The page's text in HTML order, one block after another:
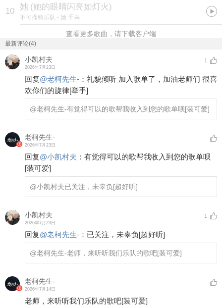
10 她 (她的眼睛闪亮如灯火)
不可撤销乐队 - 她 千鸟
查看更多歌曲，请下载客户端
最新评论(4)
小凯村夫
2026年7月23日
1
回复@老柯先生- ： 礼貌倾听 加入歌单了，加油老师们 很喜
欢你们的旋律[举手]
@老柯先生-有觉得可以的歌帮我收入到您的歌单呗[装可爱]
老柯先生-
2026年7月23日
回复@小凯村夫 ： 有觉得可以的歌帮我收入到您的歌单呗
[装可爱]
@小凯村夫已关注，未辜负[超好听]
小凯村夫
2026年7月23日
1
回复@老柯先生- ： 已关注，未辜负[超好听]
@老柯先生-老师，来听听我们乐队的歌吧[装可爱]
老柯先生-
2026年7月14日
老师，来听听我们乐队的歌吧[装可爱]